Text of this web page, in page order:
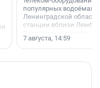
популярных водоёмах
Ленинградской
станции вблизи
недалеко от Большого
водопада.
7 августа, 14:59